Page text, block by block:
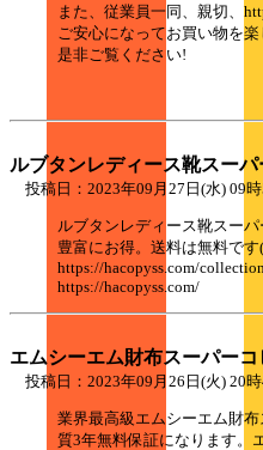
また、従業員一同、親切、
ご安心になってお買い物を
是非ご覧ください!
ルブタンレディース靴スー
投稿日：2023年09月27日(水) 09
ルブタンレディース靴スー
豊富にお得。送料は無料で
https://hacopyss.com/
https://hacopyss.com/
エムシーエム財布スーパーコ
投稿日：2023年09月26日(火) 20
業界最高級エムシーエム財
質3年無料保証になります。